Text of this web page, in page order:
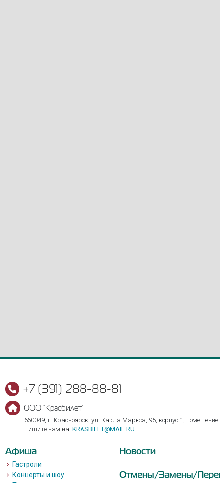
+7 (391) 288-88-81
ООО "Красбилет"
660049, г. Красноярск, ул. Карла Маркса, 95, корпус 1, помещение
Пишите нам на KRASBILET@MAIL.RU
Афиша
Гастроли
Концерты и шоу
Новости
Отмены/Замены/